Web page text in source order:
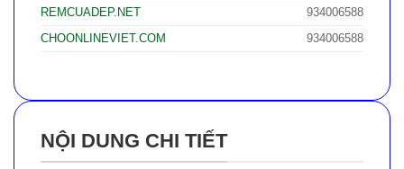
REMCUADEP.NET
934006588
CHOONLINEVIET.COM
934006588
NỘI DUNG CHI TIẾT